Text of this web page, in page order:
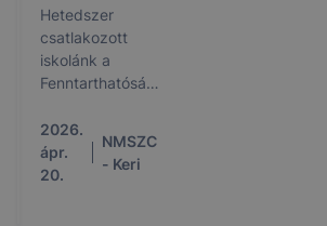
Hetedszer
csatlakozott
iskolánk a
Fenntarthatósági
programhoz!
2026.
ápr.
20.
NMSZC
- Keri